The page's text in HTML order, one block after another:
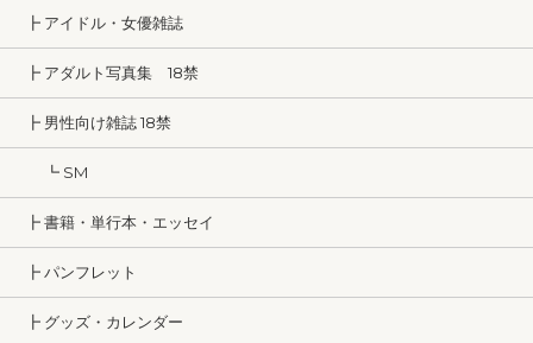
┣ アイドル・女優雑誌
┣ アダルト写真集 18禁
┣ 男性向け雑誌 18禁
┗ SM
┣ 書籍・単行本・エッセイ
┣ パンフレット
┣ グッズ・カレンダー